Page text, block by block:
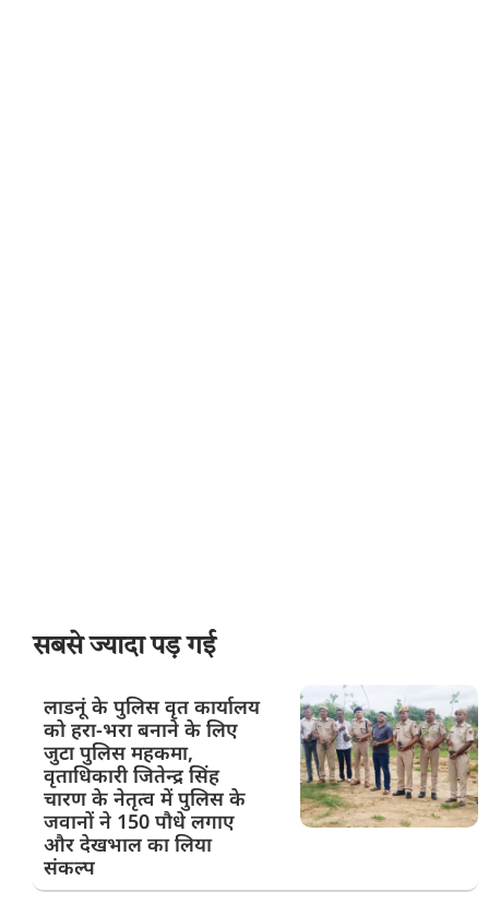
सबसे ज्यादा पड़ गई
लाडनूं के पुलिस वृत कार्यालय
को हरा-भरा बनाने के लिए
जुटा पुलिस महकमा,
वृताधिकारी जितेन्द्र सिंह
चारण के नेतृत्व में पुलिस के
जवानों ने 150 पौधे लगाए
और देखभाल का लिया
संकल्प